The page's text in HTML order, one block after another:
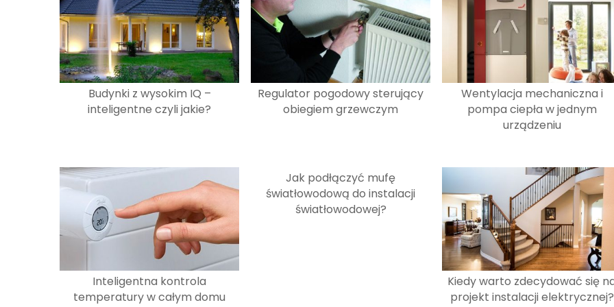
Budynki z wysokim IQ –
inteligentne czyli jakie?
Regulator pogodowy sterujący
obiegiem grzewczym
Wentylacja mechaniczna i
pompa ciepła w jednym
urządzeniu
Inteligentna kontrola
temperatury w całym domu
Jak podłączyć mufę
światłowodową do instalacji
światłowodowej?
Kiedy warto zdecydować się
projekt instalacji elektrycznej?